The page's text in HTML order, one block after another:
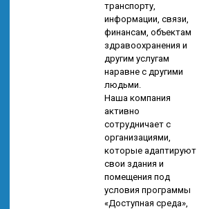
транспорту,
информации, связи,
финансам, объектам
здравоохранения и
другим услугам
наравне с другими
людьми.
Наша компания
активно
сотрудничает с
организациями,
которые адаптируют
свои здания и
помещения под
условия программы
«Доступная среда»,